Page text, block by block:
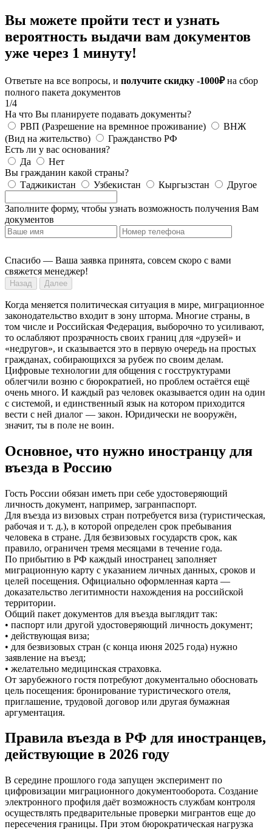
Вы можете пройти тест и узнать
вероятность выдачи вам документов
уже через 1 минуту!
Ответьте на все вопросы, и получите скидку -1000₽на сбор
полного пакета документов
1/4
На что Вы планируете подавать документы?
РВП (Разрешение на времнное проживание)
ВНЖ
(Вид на жительство)
Гражданство РФ
Есть ли у вас основания?
Да
Нет
Вы гражданин какой страны?
Таджикистан
Узбекистан Кыргызстан Другое
Заполните форму, чтобы узнать возможность получения Вам
документов
Спасибо — Ваша заявка принята, совсем скоро с вами
свяжется менеджер!
Назад Далее
Когда меняется политическая ситуация в мире, миграционное
законодательство входит в зону шторма. Многие страны, в
том числе и Российская Федерация, выборочно то усиливают,
то ослабляют прозрачность своих границ для «друзей» и
«недругов», и сказывается это в первую очередь на простых
гражданах, собирающихся за рубеж по своим делам.
Цифровые технологии для общения с госструктурами
облегчили возню с бюрократией, но проблем остаётся ещё
очень много. И каждый раз человек оказывается один на один
с системой, и единственный язык на котором приходится
вести с ней диалог — закон. Юридически не вооружён,
значит, ты в поле не воин.
Основное, что нужно иностранцу для
въезда в Россию
Гость России обязан иметь при себе удостоверяющий
личность документ, например, загранпаспорт.
Для въезда из визовых стран потребуется виза (туристическая,
рабочая и т. д.), в которой определен срок пребывания
человека в стране. Для безвизовых государств срок, как
правило, ограничен тремя месяцами в течение года.
По прибытию в РФ каждый иностранец заполняет
миграционную карту с указанием личных данных, сроков и
целей посещения. Официально оформленная карта —
доказательство легитимности нахождения на российской
территории.
Общий пакет документов для въезда выглядит так:
• паспорт или другой удостоверяющий личность документ;
• действующая виза;
• для безвизовых стран (с конца июня 2025 года) нужно
заявление на въезд;
• желательно медицинская страховка.
От зарубежного гостя потребуют документально обосновать
цель посещения: бронирование туристического отеля,
приглашение, трудовой договор или другая бумажная
аргументация.
Правила въезда в РФ для иностранцев,
действующие в 2026 году
В середине прошлого года запущен эксперимент по
цифровизации миграционного документооборота. Создание
электронного профиля даёт возможность службам контроля
осуществлять предварительные проверки мигрантов еще до
пересечения границы. При этом бюрократическая нагрузка